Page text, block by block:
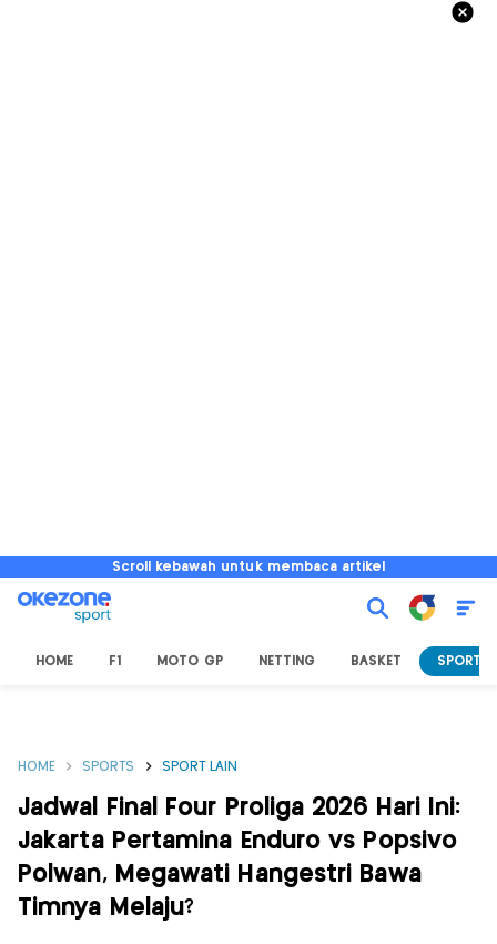
Scroll kebawah untuk membaca artikel
HOME F1 MOTO GP NETTING BASKET SPORT
HOME SPORTS SPORT LAIN
Jadwal Final Four Proliga 2026 Hari Ini:
Jakarta Pertamina Enduro vs Popsivo
Polwan, Megawati Hangestri Bawa
Timnya Melaju?